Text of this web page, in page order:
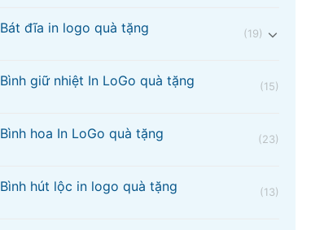
Bát đĩa in logo quà tặng (19)
Bình giữ nhiệt In LoGo quà tặng (15)
Bình hoa In LoGo quà tặng (23)
Bình hút lộc in logo quà tặng (13)